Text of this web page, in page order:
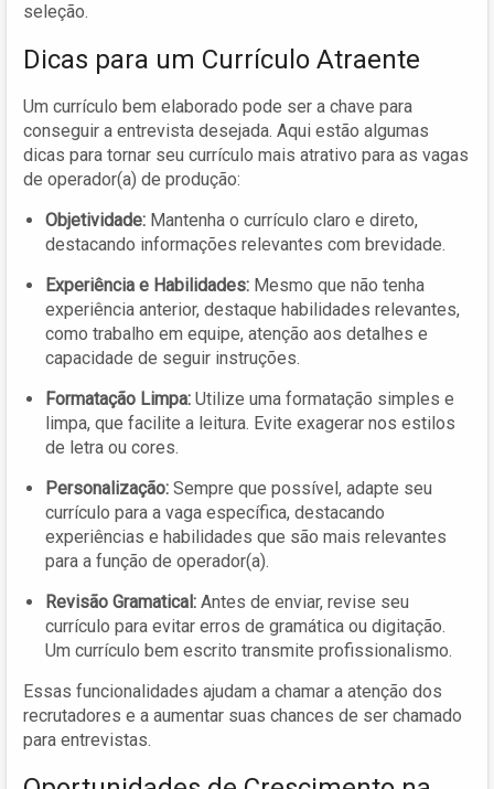
seleção.
Dicas para um Currículo Atraente
Um currículo bem elaborado pode ser a chave para
conseguir a entrevista desejada. Aqui estão algumas
dicas para tornar seu currículo mais atrativo para as vagas
de operador(a) de produção:
Objetividade: Mantenha o currículo claro e direto,
destacando informações relevantes com brevidade.
Experiência e Habilidades: Mesmo que não tenha
experiência anterior, destaque habilidades relevantes,
como trabalho em equipe, atenção aos detalhes e
capacidade de seguir instruções.
Formatação Limpa: Utilize uma formatação simples e
limpa, que facilite a leitura. Evite exagerar nos estilos
de letra ou cores.
Personalização: Sempre que possível, adapte seu
currículo para a vaga específica, destacando
experiências e habilidades que são mais relevantes
para a função de operador(a).
Revisão Gramatical: Antes de enviar, revise seu
currículo para evitar erros de gramática ou digitação.
Um currículo bem escrito transmite profissionalismo.
Essas funcionalidades ajudam a chamar a atenção dos
recrutadores e a aumentar suas chances de ser chamado
para entrevistas.